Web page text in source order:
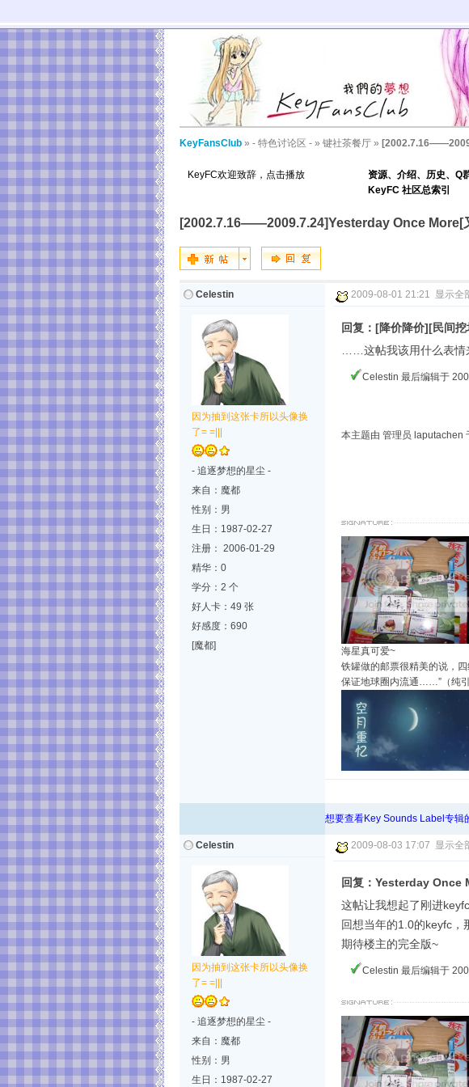
KeyFansClub » - 特色讨论区 - » 键社茶餐厅 »
KeyFC欢迎致辞，点击播放
资源、介绍、历史、Q
KeyFC 社区总索引
[2002.7.16——2009.7.24]Yesterday Once More[
Celestin
因为抽到这张卡所以头像换
了= =|||
- 追逐梦想的星尘 -
来自：魔都
性别：男
生日：1987-02-27
注册： 2006-01-29
精华：0
学分：2 个
好人卡：49 张
好感度：690
[魔都]
2009-08-01 21:21 显示全
回复：[降价降价][民间
……这帖我该用什么表
Celestin 最后编辑于
本主题由 管理员 laputachen
海星真可爱~
铁罐做的邮票很精美的说，
保证地球圈内流通……”（纯
想要查看Key Sounds Label专辑
Celestin
因为抽到这张卡所以头像换
了= =|||
- 追逐梦想的星尘 -
来自：魔都
性别：男
生日：1987-02-27
2009-08-03 17:07 显示全
回复：Yesterday Once
这帖让我想起了刚进
回想当年的1.0的keyfc
期待楼主的完全版~
Celestin 最后编辑于